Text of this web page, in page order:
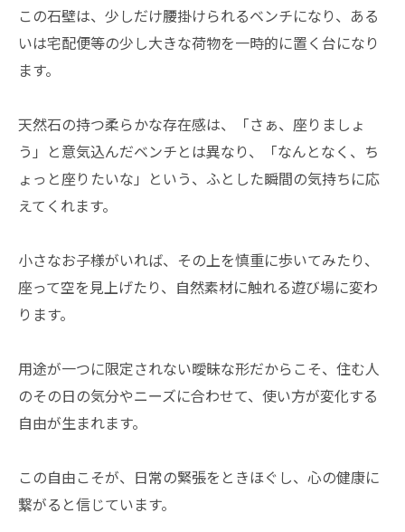
この石壁は、少しだけ腰掛けられるベンチになり、ある
いは宅配便等の少し大きな荷物を一時的に置く台になり
ます。
天然石の持つ柔らかな存在感は、「さぁ、座りましょ
う」と意気込んだベンチとは異なり、「なんとなく、ち
ょっと座りたいな」という、ふとした瞬間の気持ちに応
えてくれます。
小さなお子様がいれば、その上を慎重に歩いてみたり、
座って空を見上げたり、自然素材に触れる遊び場に変わ
ります。
用途が一つに限定されない曖昧な形だからこそ、住む人
のその日の気分やニーズに合わせて、使い方が変化する
自由が生まれます。
この自由こそが、日常の緊張をときほぐし、心の健康に
繋がると信じています。